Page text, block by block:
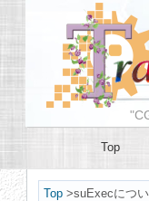
Top
Top >suExecにつ